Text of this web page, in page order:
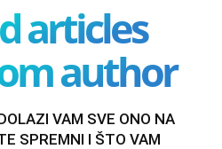
articles
author
VAM SVE ONO NA
SPREMNI I ŠTO VAM